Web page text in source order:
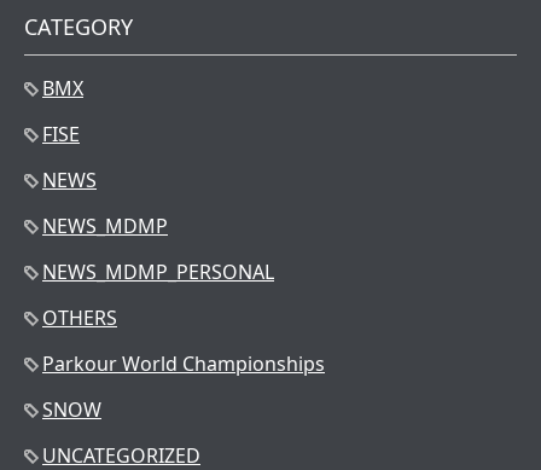
CATEGORY
BMX
FISE
NEWS
NEWS_MDMP
NEWS_MDMP_PERSONAL
OTHERS
Parkour World Championships
SNOW
UNCATEGORIZED